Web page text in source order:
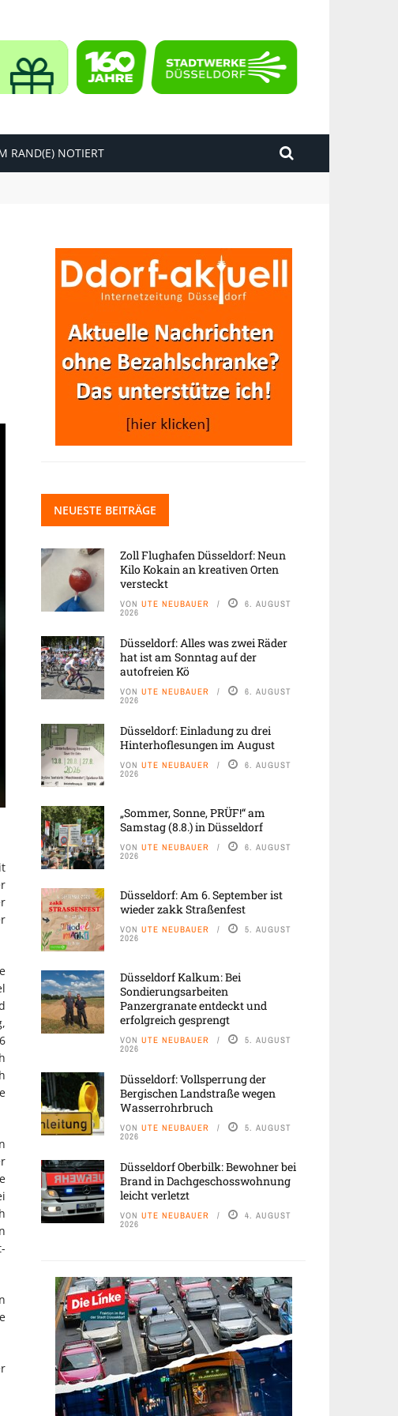
RAND(E) NOTIERT
NEUESTE BEITRÄGE
Zoll Flughafen Düsseldorf: Neun
Kilo Kokain an kreativen Orten
versteckt
VON UTE NEUBAUER 6. AUGUST
2026
Düsseldorf: Alles was zwei Räder
hat ist am Sonntag auf der
autofreien Kö
VON UTE NEUBAUER 6. AUGUST
2026
Düsseldorf: Einladung zu drei
Hinterhoflesungen im August
VON UTE NEUBAUER 6. AUGUST
2026
„Sommer, Sonne, PRÜF!“ am
Samstag (8.8.) in Düsseldorf
VON UTE NEUBAUER 6. AUGUST
2026
Düsseldorf: Am 6. September ist
wieder zakk Straßenfest
VON UTE NEUBAUER 5. AUGUST
2026
Düsseldorf Kalkum: Bei
Sondierungsarbeiten
Panzergranate entdeckt und
erfolgreich gesprengt
VON UTE NEUBAUER 5. AUGUST
2026
Düsseldorf: Vollsperrung der
Bergischen Landstraße wegen
Wasserrohrbruch
VON UTE NEUBAUER 5. AUGUST
2026
Düsseldorf Oberbilk: Bewohner bei
Brand in Dachgeschosswohnung
leicht verletzt
VON UTE NEUBAUER 4. AUGUST
2026